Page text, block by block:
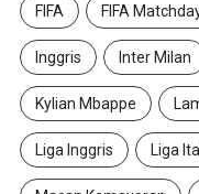
FIFA FIFA
Inggris Inter Milan
Kylian Mbappe
Liga Inggris Liga